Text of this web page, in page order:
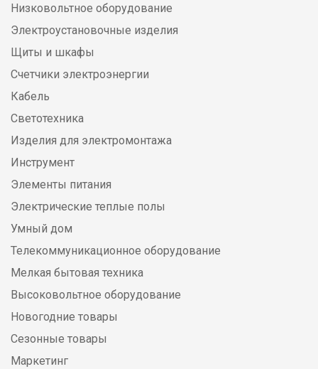
Низковольтное оборудование
Электроустановочные изделия
Щиты и шкафы
Счетчики электроэнергии
Кабель
Светотехника
Изделия для электромонтажа
Инструмент
Элементы питания
Электрические теплые полы
Умный дом
Телекоммуникационное оборудование
Мелкая бытовая техника
Высоковольтное оборудование
Новогодние товары
Сезонные товары
Маркетинг